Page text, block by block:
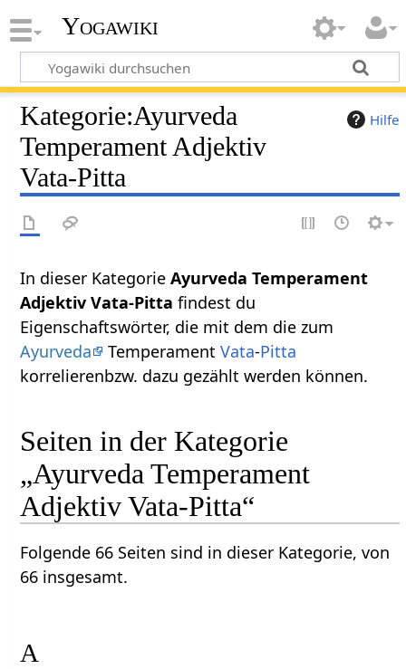
Yogawiki
Hilfe
Kategorie:Ayurveda
Temperament Adjektiv
Vata-Pitta
In dieser KategorieAyurveda Temperament
Adjektiv Vata-Pitta findest du
Eigenschaftswörter, die mit dem die zum
Ayurveda
TemperamentVata-Pitta
korrelierenbzw. dazu gezählt werden können.
Seiten in der Kategorie
„Ayurveda Temperament
Adjektiv Vata-Pitta“
Folgende 66 Seiten sind in dieser Kategorie, von
66 insgesamt.
A